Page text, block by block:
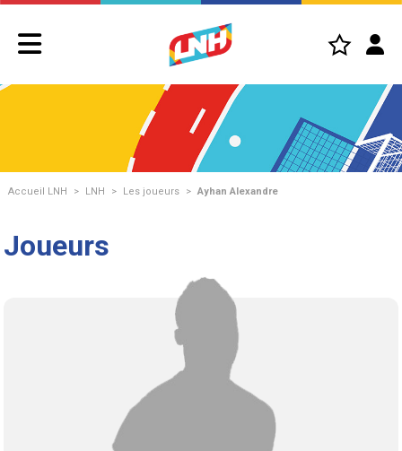
Accueil LNH > LNH > Les joueurs > Ayhan Alexandre
Joueurs